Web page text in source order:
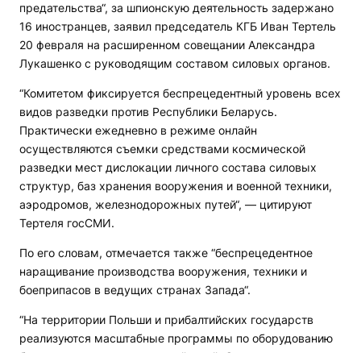
предательства“, за шпионскую деятельность задержано
16 иностранцев, заявил председатель КГБ Иван Тертель
20 февраля на расширенном совещании Александра
Лукашенко с руководящим составом силовых органов.
“Комитетом фиксируется беспрецедентный уровень всех
видов разведки против Республики Беларусь.
Практически ежедневно в режиме онлайн
осуществляются съемки средствами космической
разведки мест дислокации личного состава силовых
структур, баз хранения вооружения и военной техники,
аэродромов, железнодорожных путей“, — цитируют
Тертеля госСМИ.
По его словам, отмечается также “беспрецедентное
наращивание производства вооружения, техники и
боеприпасов в ведущих странах Запада“.
“На территории Польши и прибалтийских государств
реализуются масштабные программы по оборудованию